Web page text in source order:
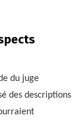
du juge
des descriptions